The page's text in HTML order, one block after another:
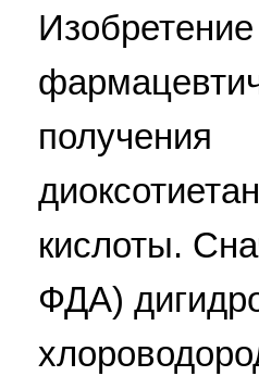
кислоты.
ФДА)